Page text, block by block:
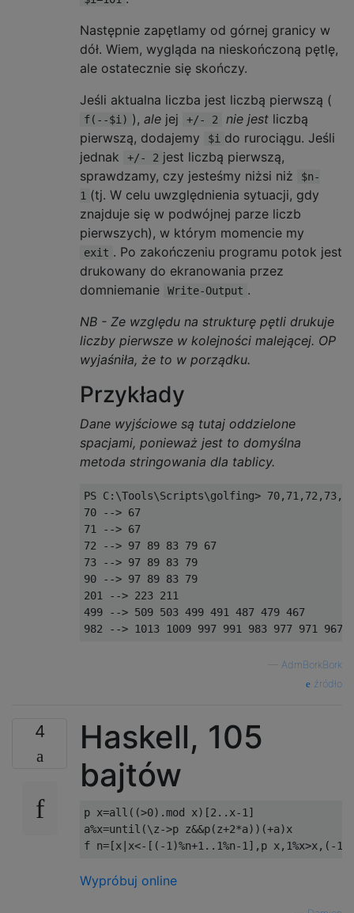
Następnie zapętlamy od górnej granicy w
dół. Wiem, wygląda na nieskończoną pętlę,
ale ostatecznie się skończy.
Jeśli aktualna liczba jest liczbą pierwszą (
f(--$i) ), ale jej +/- 2 nie jest liczbą
pierwszą, dodajemy
$i do rurociągu. Jeśli
jednak
+/- 2 jest liczbą pierwszą,
sprawdzamy, czy jesteśmy niżsi niż
$n-
1 (tj. W celu uwzględnienia sytuacji, gdy
znajduje się w podwójnej parze liczb
pierwszych), w którym momencie my
exit . Po zakończeniu programu potok jest
drukowany do ekranowania przez
domniemanie
Write-Output .
NB - Ze względu na strukturę pętli drukuje
liczby pierwsze w kolejności malejącej. OP
wyjaśniła, że ​​to w porządku.
Przykłady
Dane wyjściowe są tutaj oddzielone
spacjami, ponieważ jest to domyślna
metoda stringowania dla tablicy.
PS C:\Tools\Scripts\golfing>
70 --> 67
71 --> 67
72 --> 97 89 83 79 67
73 --> 97 89 83 79
90 --> 97 89 83 79
201 --> 223 211
499 --> 509 503 499 491 487 479 467
AdmBorkBork
źródło
4
Haskell, 105
bajtów
p x=all ((>0).mod x)[2. . x-1 ]
a%x=until (\z->p z&&p(z+2*a))(+a)x
f n=[x x<-[(-1 )%n+1. . 1%n-1 ], p x, 1%x>x,(-1
Wypróbuj online